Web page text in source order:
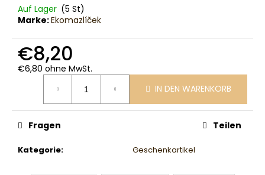
Auf Lager (5 St)
Marke:Ekomazlíček
€8,20
€6,80 ohne MwSt.
Verkaufspreis:
IN DEN WARENKORB
Kategorie: Geschenkartikel
Fragen Teilen